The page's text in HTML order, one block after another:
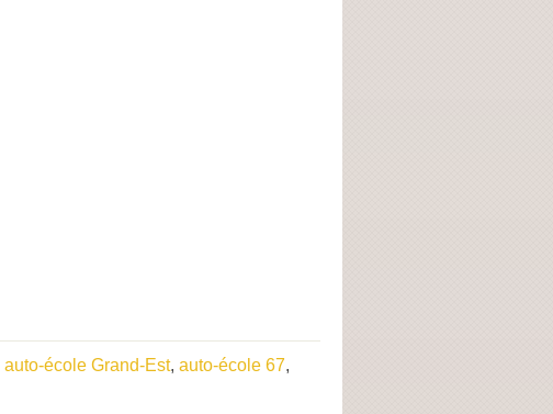
auto-école Grand-Est, auto-école 67,